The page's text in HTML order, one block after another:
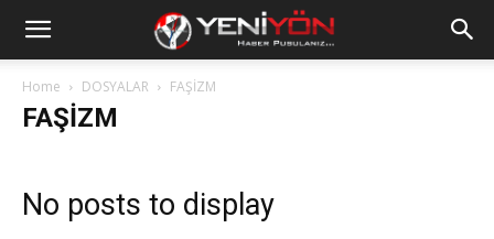
Home DOSYALAR FAŞİZM
FAŞİZM
No posts to display